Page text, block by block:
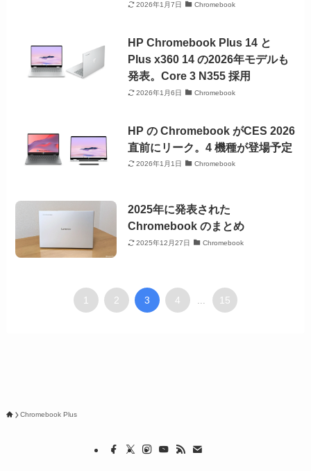
2026年1月7日 Chromebook
HP Chromebook Plus 14 と
Plus x360 14 の2026年モデルも
発表。Core 3 N355 採用
2026年1月6日 Chromebook
HP の Chromebook がCES 2026
直前にリーク。4 機種が登場予定
2026年1月1日 Chromebook
2025年に発表された
Chromebook のまとめ
2025年12月27日 Chromebook
1 2 3 4 15
Chromebook Plus